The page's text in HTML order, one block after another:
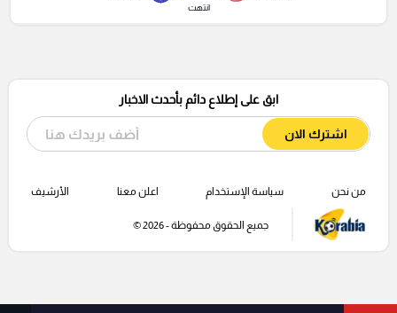
انتهت
ابق على إطلاع دائم بأحدث الاخبار
اشترك الان
من نحن سياسة الإستخدام اعلن معنا الأرشيف
جميع الحقوق محفوظة - 2026 ©